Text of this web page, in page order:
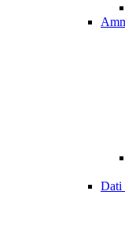
Dati